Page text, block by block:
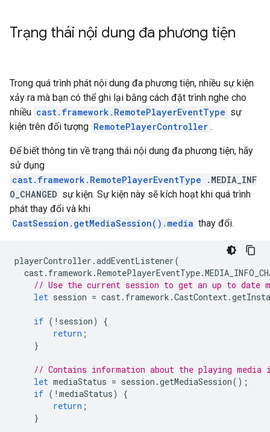
Trạng thái nội dung đa phương tiện
Trong quá trình phát nội dung đa phương tiện, nhiều sự kiện
xảy ra mà bạn có thể ghi lại bằng cách đặt trình nghe cho
nhiều cast.framework.RemotePlayerEventType sự
kiện trên đối tượng RemotePlayerController .
Để biết thông tin về trạng thái nội dung đa phương tiện, hãy
sử dụng
cast.framework.RemotePlayerEventType
.MEDIA_INF
O_CHANGED sự kiện. Sự kiện này sẽ kích hoạt khi quá trình
phát thay đổi và khi
CastSession.getMediaSession().media thay đổi.
playerController .addEventListener(
cast. framework .RemotePlayerEventType.
// Use the current session to get an up to date
let session = cast. framework .CastContext.
if ( ! session)
{
return ;
}
// Contains information about the playing media
let mediaStatus = session .getMediaSession();
if ( ! mediaStatus)
{
return ;
}